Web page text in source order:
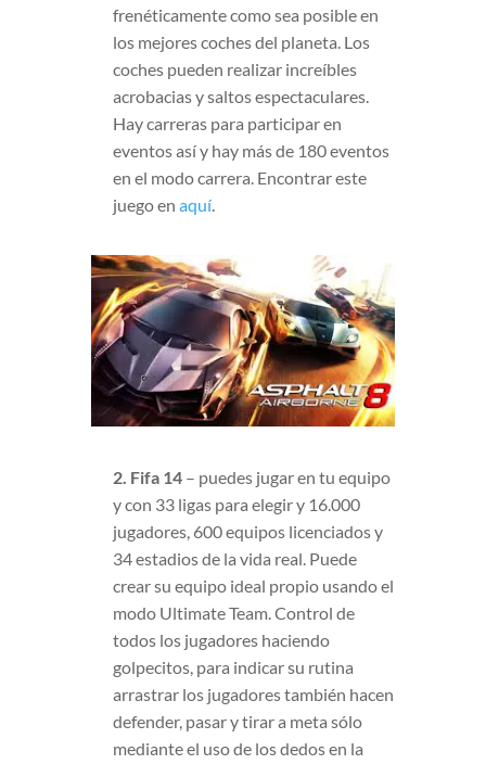
frenéticamente como sea posible en
los mejores coches del planeta. Los
coches pueden realizar increíbles
acrobacias y saltos espectaculares.
Hay carreras para participar en
eventos así y hay más de 180 eventos
en el modo carrera. Encontrar este
juego en aquí.
2. Fifa 14 – puedes jugar en tu equipo
y con 33 ligas para elegir y 16.000
jugadores, 600 equipos licenciados y
34 estadios de la vida real. Puede
crear su equipo ideal propio usando el
modo Ultimate Team. Control de
todos los jugadores haciendo
golpecitos, para indicar su rutina
arrastrar los jugadores también hacen
defender, pasar y tirar a meta sólo
mediante el uso de los dedos en la